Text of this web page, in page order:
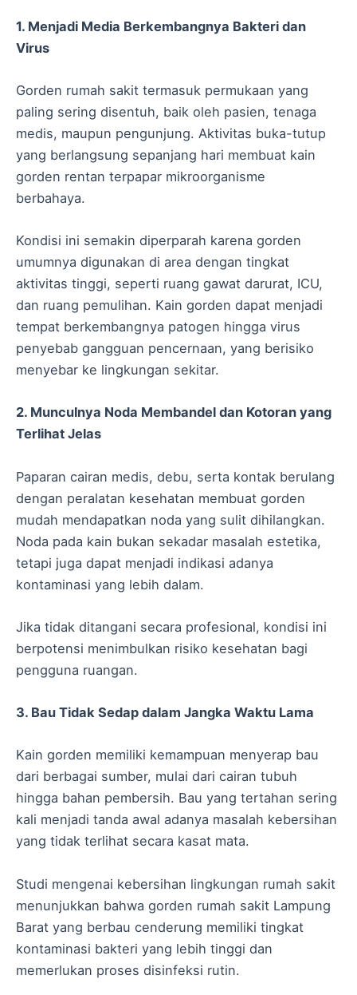
1. Menjadi Media Berkembangnya Bakteri dan
Virus
Gorden rumah sakit termasuk permukaan yang
paling sering disentuh, baik oleh pasien, tenaga
medis, maupun pengunjung. Aktivitas buka-tutup
yang berlangsung sepanjang hari membuat kain
gorden rentan terpapar mikroorganisme
berbahaya.
Kondisi ini semakin diperparah karena gorden
umumnya digunakan di area dengan tingkat
aktivitas tinggi, seperti ruang gawat darurat, ICU,
dan ruang pemulihan. Kain gorden dapat menjadi
tempat berkembangnya patogen hingga virus
penyebab gangguan pencernaan, yang berisiko
menyebar ke lingkungan sekitar.
2. Munculnya Noda Membandel dan Kotoran yang
Terlihat Jelas
Paparan cairan medis, debu, serta kontak berulang
dengan peralatan kesehatan membuat gorden
mudah mendapatkan noda yang sulit dihilangkan.
Noda pada kain bukan sekadar masalah estetika,
tetapi juga dapat menjadi indikasi adanya
kontaminasi yang lebih dalam.
Jika tidak ditangani secara profesional, kondisi ini
berpotensi menimbulkan risiko kesehatan bagi
pengguna ruangan.
3. Bau Tidak Sedap dalam Jangka Waktu Lama
Kain gorden memiliki kemampuan menyerap bau
dari berbagai sumber, mulai dari cairan tubuh
hingga bahan pembersih. Bau yang tertahan sering
kali menjadi tanda awal adanya masalah kebersihan
yang tidak terlihat secara kasat mata.
Studi mengenai kebersihan lingkungan rumah sakit
menunjukkan bahwa gorden rumah sakit Lampung
Barat yang berbau cenderung memiliki tingkat
kontaminasi bakteri yang lebih tinggi dan
memerlukan proses disinfeksi rutin.